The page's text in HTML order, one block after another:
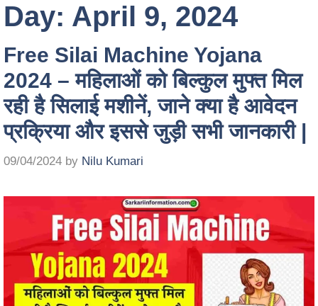
Day: April 9, 2024
Free Silai Machine Yojana
2024 – महिलाओं को बिल्कुल मुफ्त मिल
रही है सिलाई मशीनें, जाने क्या है आवेदन
प्रक्रिया और इससे जुड़ी सभी जानकारी |
09/04/2024 by Nilu Kumari